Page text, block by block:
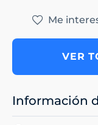
Me
VER
Información